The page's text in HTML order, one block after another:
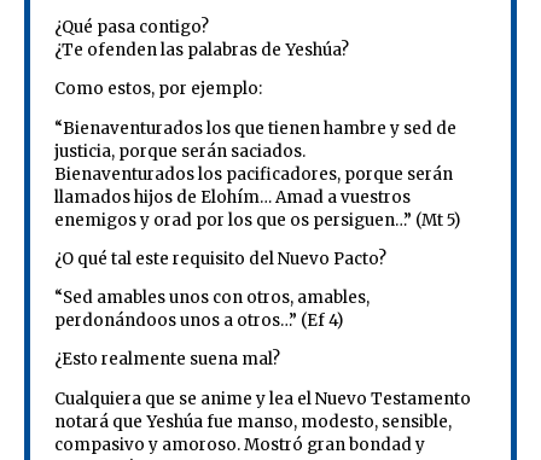
¿Qué pasa contigo?
¿Te ofenden las palabras de Yeshúa?
Como estos, por ejemplo:
“Bienaventurados los que tienen hambre y sed de
justicia, porque serán saciados.
Bienaventurados los pacificadores, porque serán
llamados hijos de Elohím… Amad a vuestros
enemigos y orad por los que os persiguen…” (Mt 5)
¿O qué tal este requisito del Nuevo Pacto?
“Sed amables unos con otros, amables,
perdonándoos unos a otros…” (Ef 4)
¿Esto realmente suena mal?
Cualquiera que se anime y lea el Nuevo Testamento
notará que Yeshúa fue manso, modesto, sensible,
compasivo y amoroso. Mostró gran bondad y